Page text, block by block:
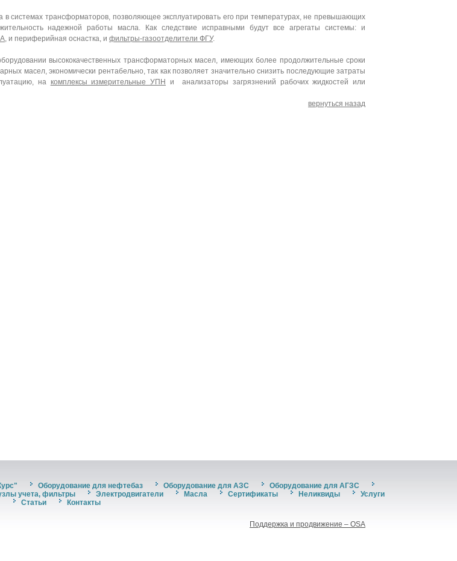
системах трансформаторов, позволяющее эксплуатировать его при температурах, не превышающих
надежной работы масла. Как следствие исправными будут все агрегаты системы: и
, и периферийная оснастка, и фильтры-газоотделители ФГУ.
высококачественных трансформаторных масел, имеющих более продолжительные сроки
масел, экономически рентабельно, так как позволяет значительно снизить последующие затраты
на комплексы измерительные УПН
и анализаторы загрязнений рабочих жидкостей или
вернуться назад
Оборудование для нефтебаз Оборудование для АЗС
Оборудование для АГЗС
учета, фильтры Электродвигатели Масла Сертификаты Неликвиды
Услуги
Статьи
Контакты
Поддержка и продвижение – OSA